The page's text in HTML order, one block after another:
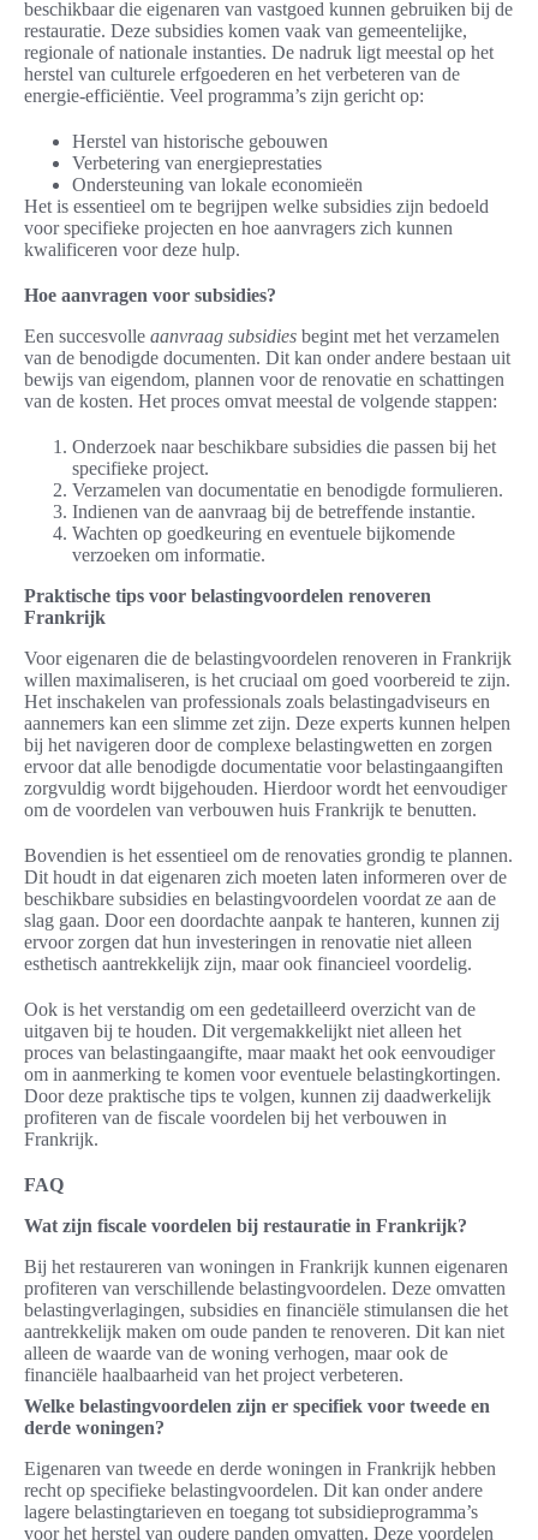
beschikbaar die eigenaren van vastgoed kunnen gebruiken bij de
restauratie. Deze subsidies komen vaak van gemeentelijke,
regionale of nationale instanties. De nadruk ligt meestal op het
herstel van culturele erfgoederen en het verbeteren van de
energie-efficiëntie. Veel programma’s zijn gericht op:
Herstel van historische gebouwen
Verbetering van energieprestaties
Ondersteuning van lokale economieën
Het is essentieel om te begrijpen welke subsidies zijn bedoeld
voor specifieke projecten en hoe aanvragers zich kunnen
kwalificeren voor deze hulp.
Hoe aanvragen voor subsidies?
Een succesvolle aanvraag subsidies begint met het verzamelen
van de benodigde documenten. Dit kan onder andere bestaan uit
bewijs van eigendom, plannen voor de renovatie en schattingen
van de kosten. Het proces omvat meestal de volgende stappen:
Onderzoek naar beschikbare subsidies die passen bij het
specifieke project.
Verzamelen van documentatie en benodigde formulieren.
Indienen van de aanvraag bij de betreffende instantie.
Wachten op goedkeuring en eventuele bijkomende
verzoeken om informatie.
Praktische tips voor belastingvoordelen renoveren
Frankrijk
Voor eigenaren die de belastingvoordelen renoveren in Frankrijk
willen maximaliseren, is het cruciaal om goed voorbereid te zijn.
Het inschakelen van professionals zoals belastingadviseurs en
aannemers kan een slimme zet zijn. Deze experts kunnen helpen
bij het navigeren door de complexe belastingwetten en zorgen
ervoor dat alle benodigde documentatie voor belastingaangiften
zorgvuldig wordt bijgehouden. Hierdoor wordt het eenvoudiger
om de voordelen van verbouwen huis Frankrijk te benutten.
Bovendien is het essentieel om de renovaties grondig te plannen.
Dit houdt in dat eigenaren zich moeten laten informeren over de
beschikbare subsidies en belastingvoordelen voordat ze aan de
slag gaan. Door een doordachte aanpak te hanteren, kunnen zij
ervoor zorgen dat hun investeringen in renovatie niet alleen
esthetisch aantrekkelijk zijn, maar ook financieel voordelig.
Ook is het verstandig om een gedetailleerd overzicht van de
uitgaven bij te houden. Dit vergemakkelijkt niet alleen het
proces van belastingaangifte, maar maakt het ook eenvoudiger
om in aanmerking te komen voor eventuele belastingkortingen.
Door deze praktische tips te volgen, kunnen zij daadwerkelijk
profiteren van de fiscale voordelen bij het verbouwen in
Frankrijk.
FAQ
Wat zijn fiscale voordelen bij restauratie in Frankrijk?
Bij het restaureren van woningen in Frankrijk kunnen eigenaren
profiteren van verschillende belastingvoordelen. Deze omvatten
belastingverlagingen, subsidies en financiële stimulansen die het
aantrekkelijk maken om oude panden te renoveren. Dit kan niet
alleen de waarde van de woning verhogen, maar ook de
financiële haalbaarheid van het project verbeteren.
Welke belastingvoordelen zijn er specifiek voor tweede en
derde woningen?
Eigenaren van tweede en derde woningen in Frankrijk hebben
recht op specifieke belastingvoordelen. Dit kan onder andere
lagere belastingtarieven en toegang tot subsidieprogramma’s
voor het herstel van oudere panden omvatten. Deze voordelen